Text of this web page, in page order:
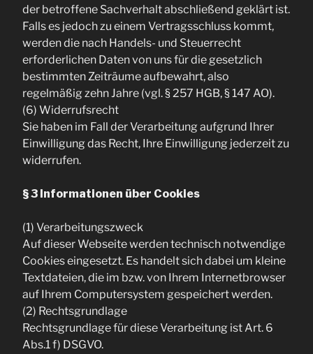
der betroffene Sachverhalt abschließend geklärt ist.
Falls es jedoch zu einem Vertragsschluss kommt,
werden die nach Handels- und Steuerrecht
erforderlichen Daten von uns für die gesetzlich
bestimmten Zeiträume aufbewahrt, also
regelmäßig zehn Jahre (vgl. § 257 HGB, § 147 AO).
(6) Widerrufsrecht
Sie haben im Fall der Verarbeitung aufgrund Ihrer
Einwilligung das Recht, Ihre Einwilligung jederzeit zu
widerrufen.
§ 3 Informationen über Cookies
(1) Verarbeitungszweck
Auf dieser Webseite werden technisch notwendige
Cookies eingesetzt. Es handelt sich dabei um kleine
Textdateien, die im bzw. von Ihrem Internetbrowser
auf Ihrem Computersystem gespeichert werden.
(2) Rechtsgrundlage
Rechtsgrundlage für diese Verarbeitung ist Art. 6
Abs.1 f) DSGVO.